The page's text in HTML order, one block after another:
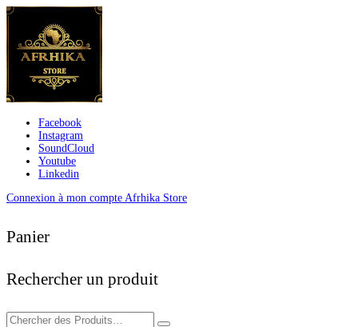
Facebook
Instagram
SoundCloud
Youtube
Linkedin
Connexion à mon compte Afrhika Store
Panier
Rechercher un produit